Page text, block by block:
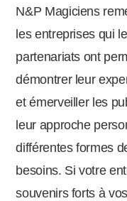
N&P Magiciens
les entreprises qui
partenariats ont
démontrer leur
et émerveiller les
leur approche
différentes formes
besoins. Si votre
souvenirs forts à